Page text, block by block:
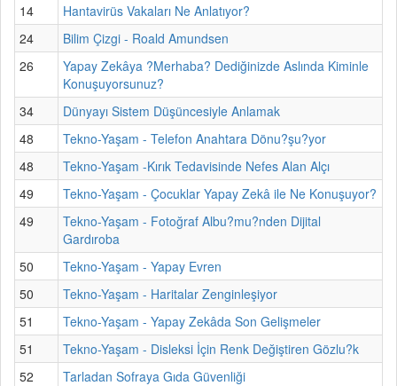
14
Hantavirüs Vakaları Ne Anlatıyor?
24
Bilim Çizgi - Roald Amundsen
26
Yapay Zekâya ?Merhaba? Dediğinizde Aslında Kiminle
Konuşuyorsunuz?
34
Dünyayı Sistem Düşüncesiyle Anlamak
48
Tekno-Yaşam - Telefon Anahtara Dönu?şu?yor
48
Tekno-Yaşam -Kırık Tedavisinde Nefes Alan Alçı
49
Tekno-Yaşam - Çocuklar Yapay Zekâ ile Ne Konuşuyor?
49
Tekno-Yaşam - Fotoğraf Albu?mu?nden Dijital
Gardıroba
50
Tekno-Yaşam - Yapay Evren
50
Tekno-Yaşam - Haritalar Zenginleşiyor
51
Tekno-Yaşam - Yapay Zekâda Son Gelişmeler
51
Tekno-Yaşam - Disleksi İçin Renk Değiştiren Gözlu?k
52
Tarladan Sofraya Gıda Güvenliği